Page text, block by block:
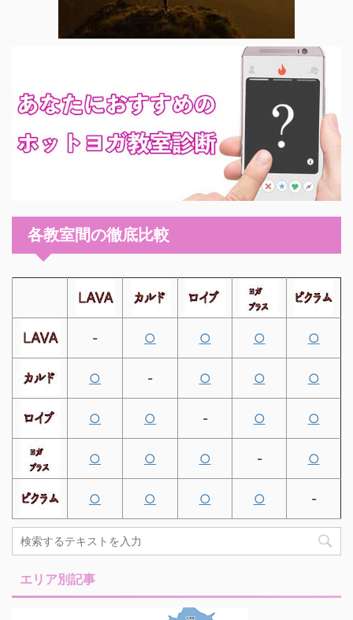
各教室間の徹底比較
- ○ ○ ○ ○
○ - ○ ○ ○
○ ○ - ○ ○
○ ○ ○ - ○
○ ○ ○ ○ -
エリア別記事